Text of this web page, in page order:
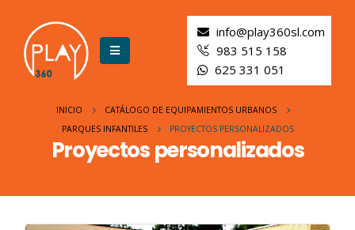
info@play360sl.com
983 515 158
625 331 051
INICIO
CATÁLOGO DE EQUIPAMIENTOS URBANOS
PARQUES INFANTILES
PROYECTOS PERSONALIZADOS
Proyectos personalizados